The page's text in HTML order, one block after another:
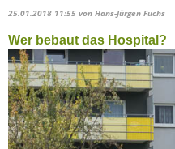
25.01.2018 11:55 von Hans-Jürgen Fuchs
Wer bebaut das Hospital?